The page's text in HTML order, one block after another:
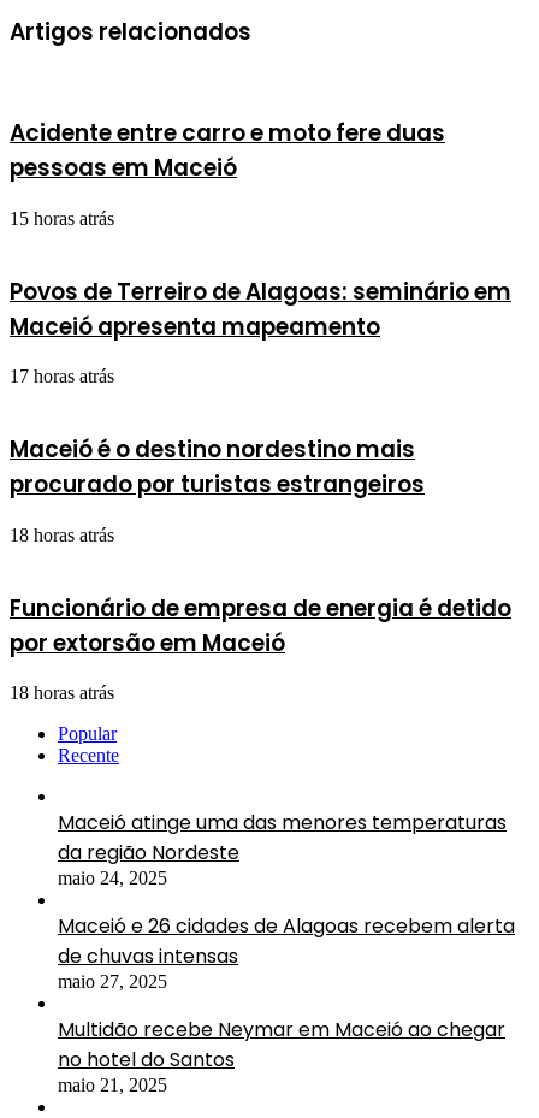
Artigos relacionados
Acidente entre carro e moto fere duas
pessoas em Maceió
15 horas atrás
Povos de Terreiro de Alagoas: seminário em
Maceió apresenta mapeamento
17 horas atrás
Maceió é o destino nordestino mais
procurado por turistas estrangeiros
18 horas atrás
Funcionário de empresa de energia é detido
por extorsão em Maceió
18 horas atrás
Popular
Recente
Maceió atinge uma das menores temperaturas
da região Nordeste
maio 24, 2025
Maceió e 26 cidades de Alagoas recebem alerta
de chuvas intensas
maio 27, 2025
Multidão recebe Neymar em Maceió ao chegar
no hotel do Santos
maio 21, 2025